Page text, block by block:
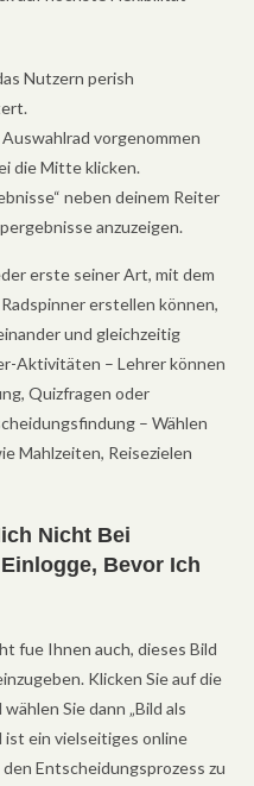
Nutzern perish
vorgenommen
die Mitte klicken.
neben deinem Reiter
anzuzeigen.
erste seiner Art, mit dem
erstellen können,
und gleichzeitig
Aktivitäten – Lehrer können
Quizfragen oder
– Wählen
Mahlzeiten, Reisezielen
Nicht Bei
Bevor Ich
fue Ihnen auch, dieses Bild
Klicken Sie auf die
Sie dann „Bild als
ist ein vielseitiges online
Entscheidungsprozess zu